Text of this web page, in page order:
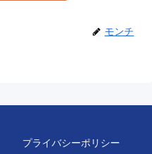
モンチ
プライバシーポリシー